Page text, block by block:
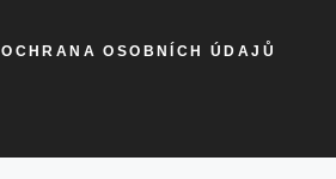
OCHRANA OSOBNÍCH ÚDAJŮ